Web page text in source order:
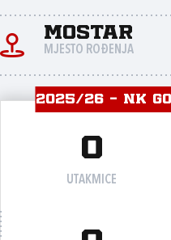
Mostar
MJESTO ROĐENJA
2025/26 - NK
0
UTAKMICE